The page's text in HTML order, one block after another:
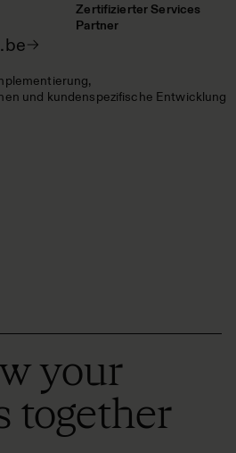
Zertifizierter Services
Partner
und kundenspezifische Entwicklung
your
together